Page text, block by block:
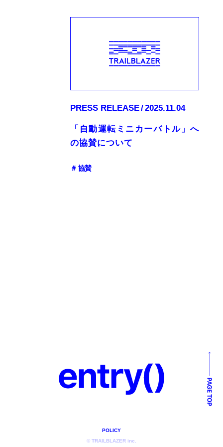
PRESS RELEASE 2025.11.04
「自動運転ミニカーバトル」へ
の協賛について
＃ 協賛
POLICY
© TRAILBLAZER inc.